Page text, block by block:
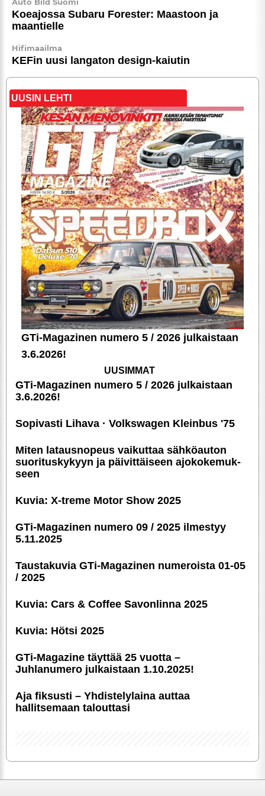
Koeajossa Subaru Forester: Maastoon ja
maantielle
Hifimaailma
KEFin uusi langaton design-kaiutin
UUSIN LEHTI
GTi-Magazinen numero 5 / 2026 julkaistaan
3.6.2026!
UUSIMMAT
GTi-Magazinen numero 5 / 2026 julkaistaan
3.6.2026!
Sopivasti Lihava · Volkswagen Kleinbus '75
Miten latausnopeus vaikuttaa sähköauton
suori­tus­ky­kyyn ja päivittäiseen ajoko­ke­muk­
seen
Kuvia: X-treme Motor Show 2025
GTi-Magazinen numero 09 / 2025 ilmestyy
5.11.2025
Taustakuvia GTi-Magazinen numeroista 01-05
/ 2025
Kuvia: Cars & Coffee Savonlinna 2025
Kuvia: Hötsi 2025
GTi-Magazine täyttää 25 vuotta –
Juhlanumero julkaistaan 1.10.2025!
Aja fiksusti – Yhdis­te­ly­laina auttaa
hallitsemaan talouttasi